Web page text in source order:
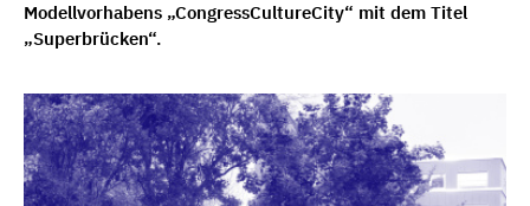
Modellvorhabens „CongressCultureCity“ mit dem Titel
„Superbrücken“.